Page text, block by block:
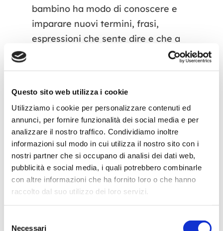
Questo sito web utilizza i cookie
Utilizziamo i cookie per personalizzare contenuti ed
annunci, per fornire funzionalità dei social media e per
analizzare il nostro traffico. Condividiamo inoltre
informazioni sul modo in cui utilizza il nostro sito con i
nostri partner che si occupano di analisi dei dati web,
pubblicità e social media, i quali potrebbero combinarle
con altre informazioni che ha fornito loro o che hanno
raccolto dal suo utilizzo dei loro servizi.
Necessari
bambino ha modo di conoscere e
imparare nuovi termini, frasi,
espressioni che sente dire e che a
sua volta è invogliato a produrre.
quest’ambito, vengono quindi
generalmente svolte in presenza
del/dei genitori, che hanno quindi
unruolo chiave, e ai quali spesso
viene chiesto di giocare insieme al
proprio bambino mettendo in atto
una serie distrategieche andranno
poi a replicare a casa, quali ad